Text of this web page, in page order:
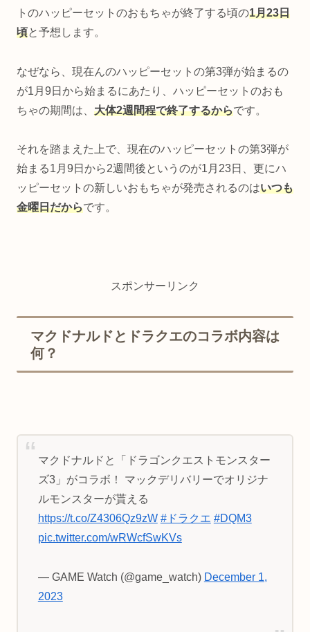
トのハッピーセットのおもちゃが終了する頃の1月23日
頃と予想します。
なぜなら、現在んのハッピーセットの第3弾が始まるの
が1月9日から始まるにあたり、ハッピーセットのおも
ちゃの期間は、 大体2週間程で終了するからです。
それを踏まえた上で、現在のハッピーセットの第3弾が
始まる1月9日から2週間後というのが1月23日、更にハ
ッピーセットの新しいおもちゃが発売されるのはいつも
金曜日だからです。
スポンサーリンク
マクドナルドとドラクエのコラボ内容は
何？
マクドナルドと「ドラゴンクエストモンスター
ズ3」がコラボ！ マックデリバリーでオリジナ
ルモンスターが貰える
https://t.co/Z4306Qz9zW #ドラクエ #DQM3
pic.twitter.com/wRWcfSwKVs
— GAME Watch (@game_watch) December 1,
2023